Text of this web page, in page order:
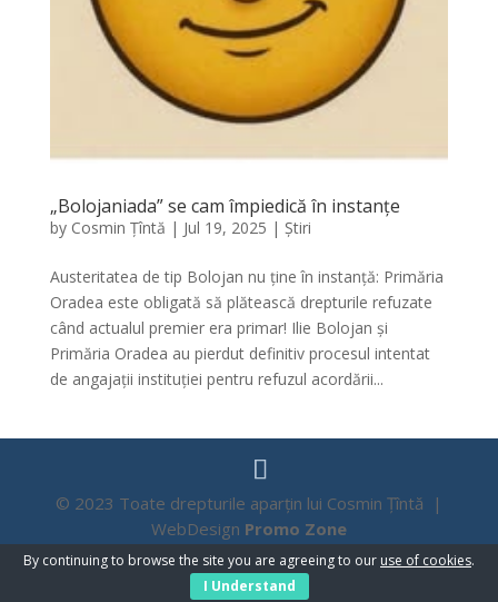
„Bolojaniada” se cam împiedică în instanțe
by Cosmin Țîntă | Jul 19, 2025 | Știri
Austeritatea de tip Bolojan nu ține în instanță: Primăria
Oradea este obligată să plătească drepturile refuzate
când actualul premier era primar! Ilie Bolojan și
Primăria Oradea au pierdut definitiv procesul intentat
de angajații instituției pentru refuzul acordării...
© 2023 Toate drepturile aparțin lui Cosmin Țîntă |
WebDesign Promo Zone
By continuing to browse the site you are agreeing to our use of cookies.
I Understand